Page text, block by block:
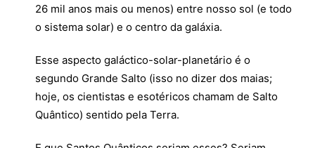
26 mil anos mais ou menos) entre nosso sol (e todo
o sistema solar) e o centro da galáxia.
Esse aspecto galáctico-solar-planetário é o
segundo Grande Salto (isso no dizer dos maias;
hoje, os cientistas e esotéricos chamam de Salto
Quântico) sentido pela Terra.